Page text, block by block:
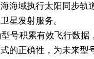
海域执行太阳同步
星发射服务。
号积累有效飞行数据
的正确性，为未来型